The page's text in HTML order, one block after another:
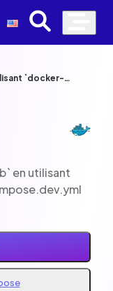
`docker-
en utilisant